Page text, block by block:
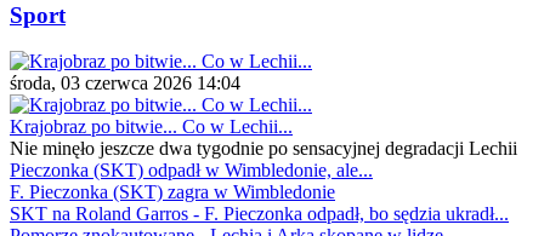
Sport
środa, 03 czerwca 2026 14:04
Krajobraz po bitwie... Co w Lechii...
Nie minęło jeszcze dwa tygodnie po sensacyjnej degradacji Lechii
Pieczonka (SKT) odpadł w Wimbledonie, ale...
F. Pieczonka (SKT) zagra w Wimbledonie
SKT na Roland Garros - F. Pieczonka odpadł, bo sędzia ukradł...